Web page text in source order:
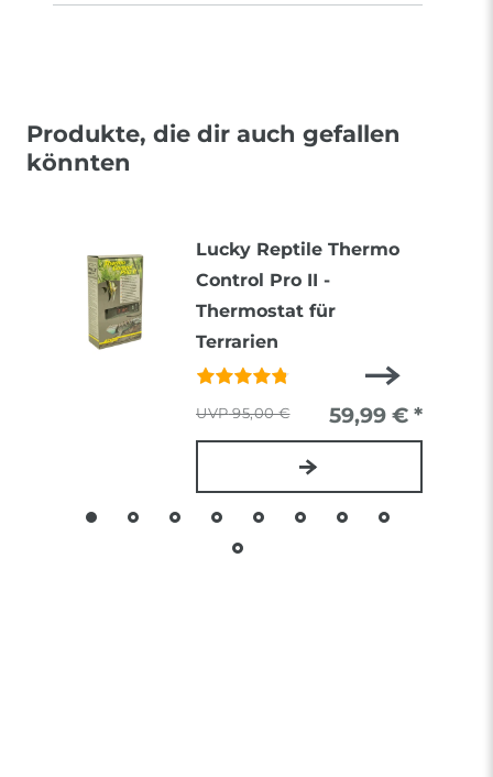
Produkte, die dir auch gefallen
könnten
Lucky Reptile Thermo
Control Pro II -
Thermostat für
Terrarien
95,00 € 59,99 € *